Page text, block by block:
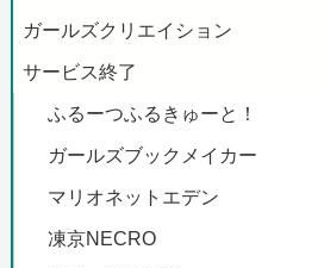
ガールズクリエイション
サービス終了
ふるーつふるきゅーと！
ガールズブックメイカー
マリオネットエデン
凍京NECRO